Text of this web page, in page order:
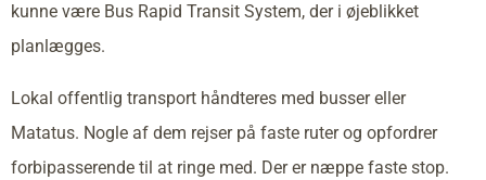
kunne være Bus Rapid Transit System, der i øjeblikket
planlægges.
Lokal offentlig transport håndteres med busser eller
Matatus. Nogle af dem rejser på faste ruter og opfordrer
forbipasserende til at ringe med. Der er næppe faste stop.